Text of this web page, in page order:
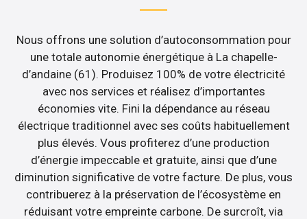
Nous offrons une solution d’autoconsommation pour
une totale autonomie énergétique à La chapelle-
d’andaine (61). Produisez 100% de votre électricité
avec nos services et réalisez d’importantes
économies vite. Fini la dépendance au réseau
électrique traditionnel avec ses coûts habituellement
plus élevés. Vous profiterez d’une production
d’énergie impeccable et gratuite, ainsi que d’une
diminution significative de votre facture. De plus, vous
contribuerez à la préservation de l’écosystème en
réduisant votre empreinte carbone. De surcroît, via